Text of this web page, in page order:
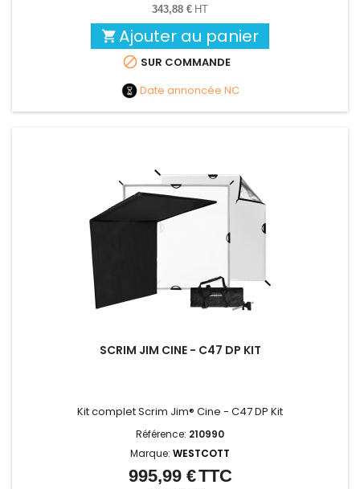
343,88 € HT
 Ajouter au panier
 SUR COMMANDE
Date annoncée NC
SCRIM JIM CINE - C47 DP KIT
Kit complet Scrim Jim® Cine - C47 DP Kit
Référence: 210990
Marque: WESTCOTT
Prix
995,99 €TTC